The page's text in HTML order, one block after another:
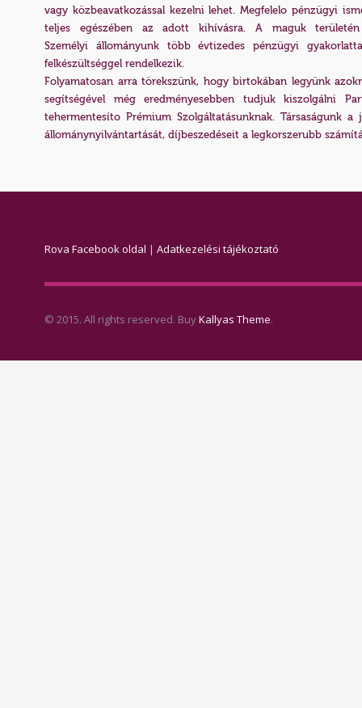
vagy közbeavatkozással kezelni lehet. Megfelelo pénzügyi
teljes egészében az adott kihívásra. A maguk
Személyi állományunk több évtizedes pénzügyi
felkészültséggel rendelkezik.
Folyamatosan arra törekszünk, hogy birtokában legyünk
segítségével még eredményesebben tudjuk kiszolgálni
tehermentesíto Prémium Szolgáltatásunknak. Társaságunk
állománynyilvántartását, díjbeszedéseit a legkorszerubb
Rova Facebook oldal | Adatkezelési tájékoztató
© 2015. All rights reserved. BuyKallyas Theme.